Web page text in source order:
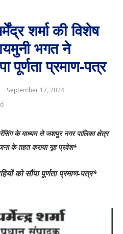
शर्मा की विशेष
भगत ने
पूर्णता प्रमाण-पत्र
September 17, 2024
के माध्यम से जशपुर नगर पालिका क्षेत्र
के तहत कराया गृह प्रवेश*
को सौंपा पूर्णता प्रमाण-पत्र*